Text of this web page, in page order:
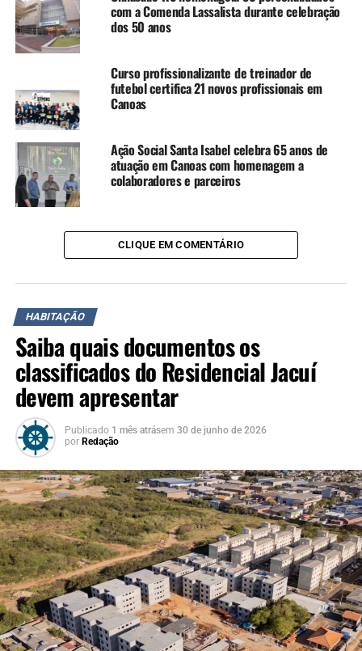
Prefeitura assina autorização do início de obras da
construção do Residencial Jacuí
NÃO SE ESQUEÇA
Prefeitura de Canoas prepara terrenos para 51 moradias
para vítimas das enchentes
com a Comenda Lassalista durante celebração
dos 50 anos
Curso profissionalizante de treinador de
futebol certifica 21 novos profissionais em
Canoas
Ação Social Santa Isabel celebra 65 anos de
atuação em Canoas com homenagem a
colaboradores e parceiros
CLIQUE EM COMENTÁRIO
HABITAÇÃO
Saiba quais documentos os
classificados do Residencial Jacuí
devem apresentar
Publicado 1 mês atrásem 30 de junho de 2026
por Redação